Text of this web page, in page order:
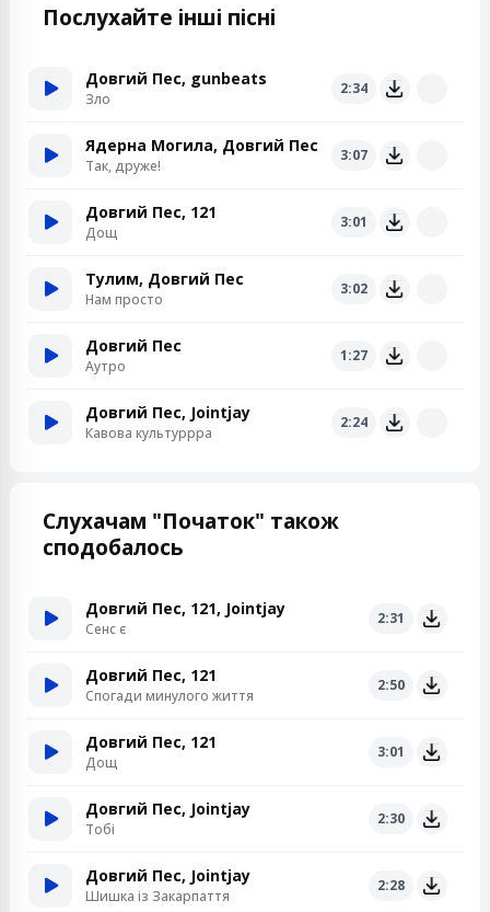
Послухайте інші пісні
Довгий Пес, gunbeats
Зло
2:34
Ядерна Могила, Довгий Пес
Так, друже!
3:07
Довгий Пес, 121
Дощ
3:01
Тулим, Довгий Пес
Нам просто
3:02
Довгий Пес
Аутро
1:27
Довгий Пес, Jointjay
Кавова культуррра
2:24
Слухачам "Початок" також
сподобалось
Довгий Пес, 121, Jointjay
Сенс є
2:31
Довгий Пес, 121
Спогади минулого життя
2:50
Довгий Пес, 121
Дощ
3:01
Довгий Пес, Jointjay
Тобі
2:30
Довгий Пес, Jointjay
Шишка із Закарпаття
2:28